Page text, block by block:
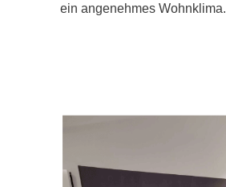
ein angenehmes Wohnklima.